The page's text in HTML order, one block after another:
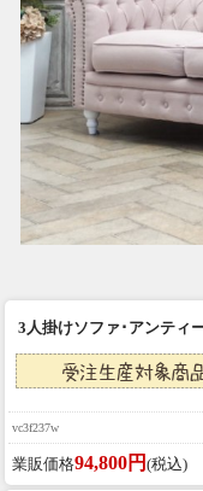
3人掛けソファ･アンテ
vc3f237w
業販価格94,800円 (税込)